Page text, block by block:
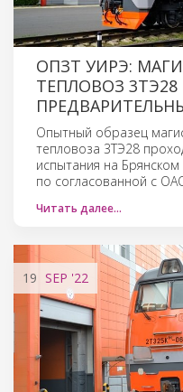
ОПЗТ УИРЭ:
ТЕПЛОВОЗ
Опытный образец
тепловоза 3ТЭ28
испытания на
по согласованной с
Читать далее…
19 SEP '22